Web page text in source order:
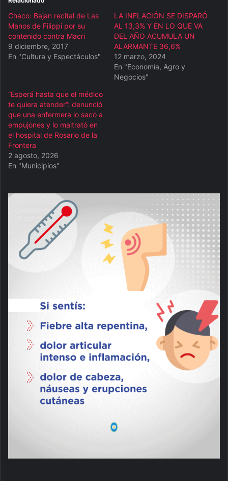
Chaco: Bajan recital de Las
Manos de Filippi por su
contenido contra Macri
9 diciembre, 2017
En "Cultura y Espectáculos"
LA INFLACIÓN SE DISPARÓ
AL 13,3% Y EN LO QUE VA
DEL AÑO ACUMULA UN
ALARMANTE 36,6%
12 marzo, 2024
En "Economía, Agro y
Negocios"
“Esperá hasta que el médico
te quiera atender”: denunció
que una enfermera lo sacó a
empujones y lo maltrató en
el hospital de Rosario de la
Frontera
2 agosto, 2026
En "Municipios"